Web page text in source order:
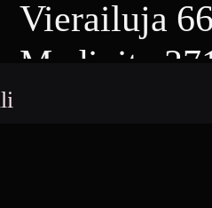
Vierailuja
Medioita